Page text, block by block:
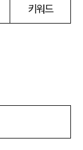
키워드